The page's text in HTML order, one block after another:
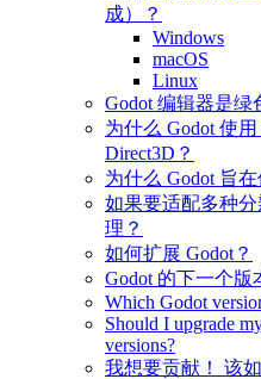
成）？
Windows
macOS
Linux
Godot 编辑器是绿
为什么 Godot 使
Direct3D？
为什么 Godot 旨
如果要适配多种
理？
如何扩展 Godot？
Godot 的下一个版
Which Godot
Should I upgrade
versions?
我想要贡献！ 该